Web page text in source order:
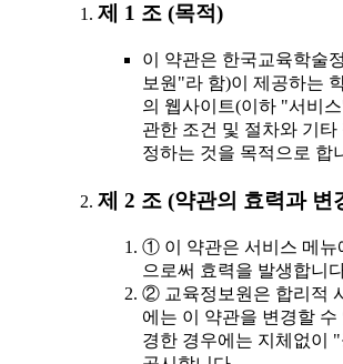
제 1 조 (목적)
이 약관은 한국교육학술
보원"라 함)이 제공하는
의 웹사이트(이하 "서비
관한 조건 및 절차와 기
정하는 것을 목적으로 합
제 2 조 (약관의 효력과 변
① 이 약관은 서비스 메뉴
으로써 효력을 발생합니
② 교육정보원은 합리적
에는 이 약관을 변경할 수
경한 경우에는 지체없이